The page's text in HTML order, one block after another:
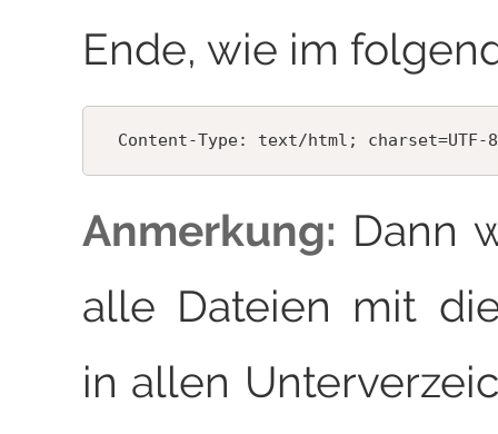
Ende, wie im
Anmerkung: Dann
alle Dateien mit
in allen